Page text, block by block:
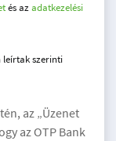
és azadatkezelési
leírtak szerinti
az „Üzenet
az OTP Bank